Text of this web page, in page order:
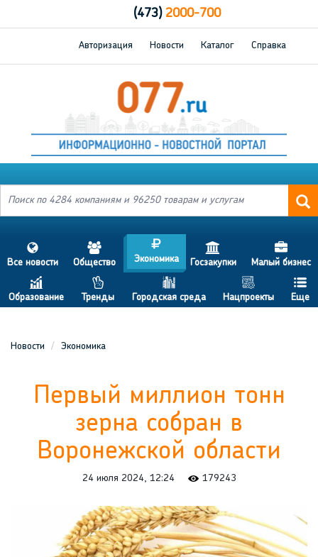
(473)2000-700
Авторизация Новости Каталог Справка
s
Все новости
a
Общество
j
Экономика
h
Госзакупки
d
Малый бизнес
c
Образование
p
Тренды
b
Городская среда
g
Нацпроекты
f
Еще
Новости Экономика
Первый миллион тонн
зерна собран в
Воронежской области
24 июля 2024, 12:24 179243